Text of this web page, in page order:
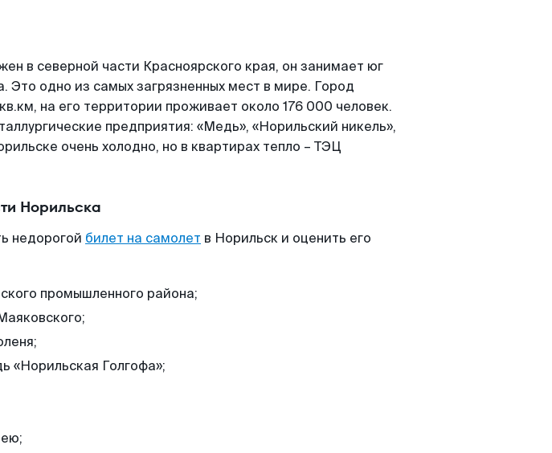
в северной части Красноярского края, он занимает юг
Это одно из самых загрязненных мест в мире. Город
на его территории проживает около 176 000 человек.
предприятия: «Медь», «Норильский никель»,
очень холодно, но в квартирах тепло – ТЭЦ
Норильска
недорогой билет на самолет в Норильск и оценить его
промышленного района;
«Норильская Голгофа»;